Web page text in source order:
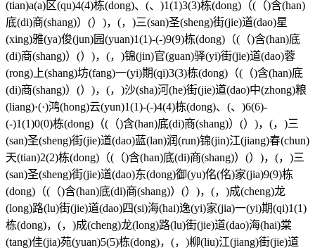
(tian)a(a)区(qu)4(4)栋(dong)、(、)1(1)3(3)栋(dong)（(（)含(han)
底(di)商(shang)）(）)，(，)三(san)圣(sheng)街(jie)道(dao)星
(xing)雅(ya)俊(jun)园(yuan)1(1)-(-)9(9)栋(dong)（(（)含(han)底
(di)商(shang)）(）)，(，)锦(jin)官(guan)驿(yi)街(jie)道(dao)蓉
(rong)上(shang)坊(fang)一(yi)期(qi)3(3)栋(dong)（(（)含(han)底
(di)商(shang)）(）)，(，)沙(sha)河(he)街(jie)道(dao)中(zhong)粮
(liang)·(·)鸿(hong)云(yun)1(1)-(-)4(4)栋(dong)、(、)6(6)-
(-)1(1)0(0)栋(dong)（(（)含(han)底(di)商(shang)）(）)，(，)三
(san)圣(sheng)街(jie)道(dao)蓝(lan)润(run)锦(jin)江(jiang)春(chun)
天(tian)2(2)栋(dong)（(（)含(han)底(di)商(shang)）(）)，(，)三
(san)圣(sheng)街(jie)道(dao)东(dong)御(yu)佲(佲)家(jia)9(9)栋
(dong)（(（)含(han)底(di)商(shang)）(）)，(，)成(cheng)龙
(long)路(lu)街(jie)道(dao)四(si)海(hai)逸(yi)家(jia)一(yi)期(qi)1(1)
栋(dong)，(，)成(cheng)龙(long)路(lu)街(jie)道(dao)海(hai)棠
(tang)佳(jia)苑(yuan)5(5)栋(dong)，(，)柳(liu)江(jiang)街(jie)道